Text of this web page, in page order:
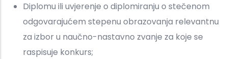
Diplomu ili uvjerenje o diplomiranju o stečenom
odgovarajućem stepenu obrazovanja relevantnu
za izbor u naučno-nastavno zvanje za koje se
raspisuje konkurs;